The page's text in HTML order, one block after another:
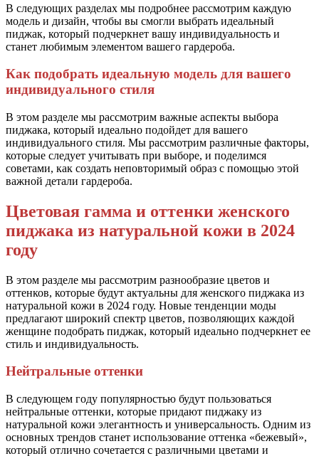
В следующих разделах мы подробнее рассмотрим каждую
модель и дизайн, чтобы вы смогли выбрать идеальный
пиджак, который подчеркнет вашу индивидуальность и
станет любимым элементом вашего гардероба.
Как подобрать идеальную модель для вашего
индивидуального стиля
В этом разделе мы рассмотрим важные аспекты выбора
пиджака, который идеально подойдет для вашего
индивидуального стиля. Мы рассмотрим различные факторы,
которые следует учитывать при выборе, и поделимся
советами, как создать неповторимый образ с помощью этой
важной детали гардероба.
Цветовая гамма и оттенки женского
пиджака из натуральной кожи в 2024
году
В этом разделе мы рассмотрим разнообразие цветов и
оттенков, которые будут актуальны для женского пиджака из
натуральной кожи в 2024 году. Новые тенденции моды
предлагают широкий спектр цветов, позволяющих каждой
женщине подобрать пиджак, который идеально подчеркнет ее
стиль и индивидуальность.
Нейтральные оттенки
В следующем году популярностью будут пользоваться
нейтральные оттенки, которые придают пиджаку из
натуральной кожи элегантность и универсальность. Одним из
основных трендов станет использование оттенка «бежевый»,
который отлично сочетается с различными цветами и